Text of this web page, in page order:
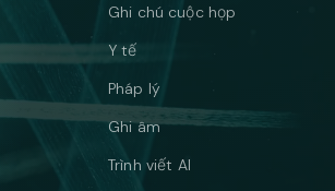
Ghi chú cuộc họp
Y tế
Pháp lý
Ghi âm
Trình viết AI